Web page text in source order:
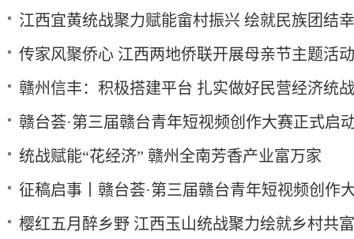
江西宜黄统战聚力赋能畲村振兴 绘就民族团结
传家风聚侨心 江西两地侨联开展母亲节主题活动
赣州信丰：积极搭建平台 扎实做好民营经济统
赣台荟·第三届赣台青年短视频创作大赛正式启
统战赋能“花经济” 赣州全南芳香产业富万家
征稿启事丨赣台荟·第三届赣台青年短视频创作
樱红五月醉乡野 江西玉山统战聚力绘就乡村共